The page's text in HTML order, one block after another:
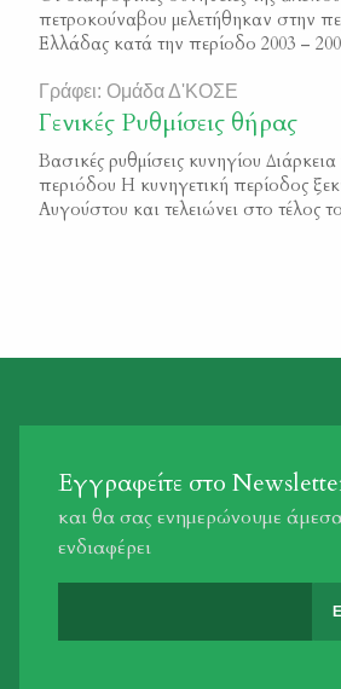
πετροκούναβου μελετήθηκαν στην
Ελλάδας κατά την περίοδο 2003 –
πετροκούναβα χαρακτηρίστηκε βάση
του, σε έξι διακριτές κατηγορίες
φυτά, αρθρόποδα, ερπετά- αμφίβια
δείγματα συλλέχθηκαν από
ασκείται […]
Γράφει: Ομάδα Δ'ΚΟΣΕ
Γενικές Ρυθμίσεις θήρας
Βασικές ρυθμίσεις κυνηγίου Διάρκεια
περιόδου Η κυνηγετική περίοδος
Αυγούστου και τελειώνει στο τέλος
Εγγραφείτε στο
και θα σας ενημερώνουμε
ενδιαφέρει